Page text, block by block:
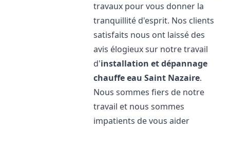
travaux pour vous donner la
tranquillité d'esprit. Nos clients
satisfaits nous ont laissé des
avis élogieux sur notre travail
d'installation et dépannage
chauffe eau Saint Nazaire.
Nous sommes fiers de notre
travail et nous sommes
impatients de vous aider